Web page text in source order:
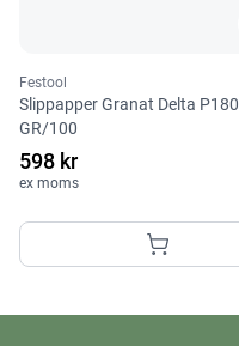
Festool
Slippapper Granat Delta P180
GR/100
598 kr
ex moms